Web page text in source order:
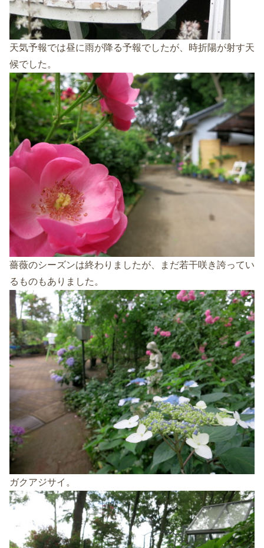
天気予報では昼に雨が降る予報でしたが、時折陽が射す天
候でした。
薔薇のシーズンは終わりましたが、まだ若干咲き誇ってい
るものもありました。
ガクアジサイ。